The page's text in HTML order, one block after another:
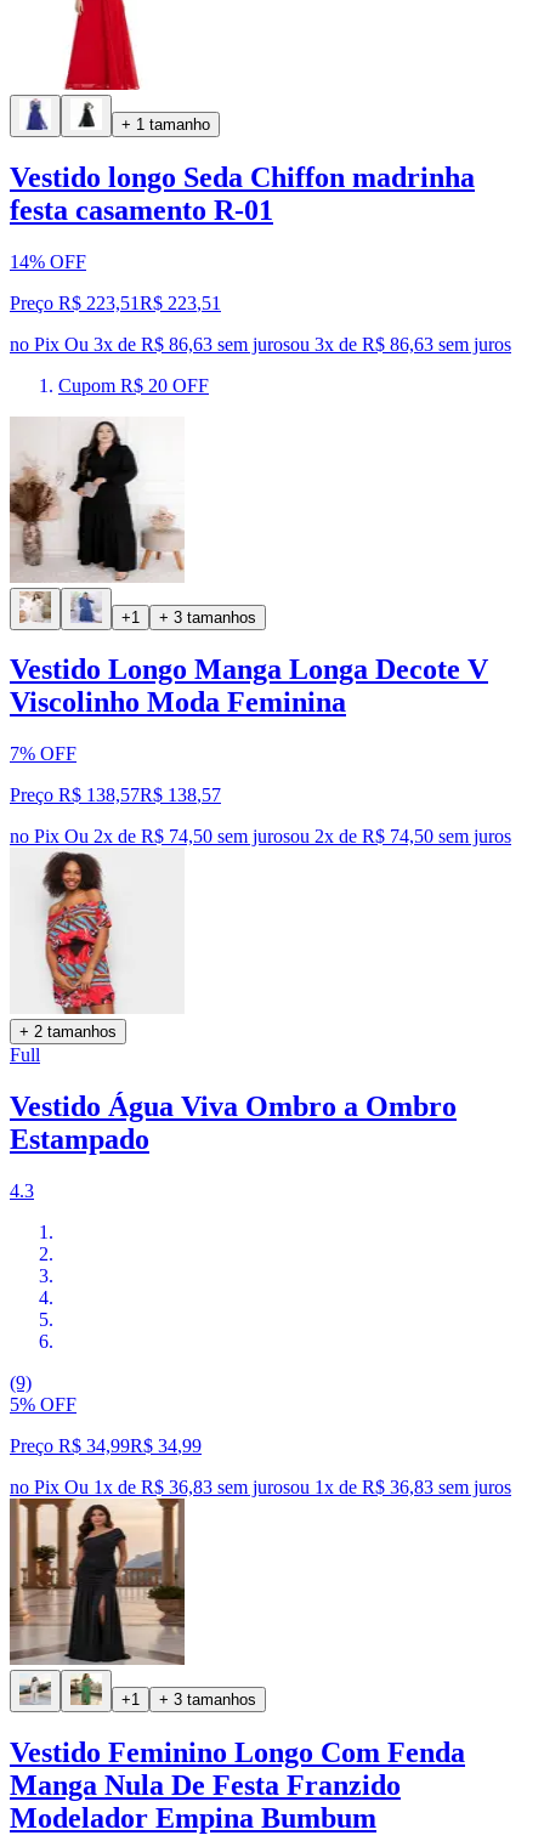
+ 1 tamanho
Vestido longo Seda Chiffon madrinha
festa casamento R-01
14% OFF
Preço R$ 223,51R$ 223,51
no Pix Ou 3x de R$ 86,63 sem jurosou 3x de R$ 86,63 sem juros
Cupom R$ 20 OFF
+1 + 3 tamanhos
Vestido Longo Manga Longa Decote V
Viscolinho Moda Feminina
7% OFF
Preço R$ 138,57R$ 138,57
no Pix Ou 2x de R$ 74,50 sem jurosou 2x de R$ 74,50 sem juros
+ 2 tamanhos
Full
Vestido Água Viva Ombro a Ombro
Estampado
4.3
(9)
5% OFF
Preço R$ 34,99R$ 34,99
no Pix Ou 1x de R$ 36,83 sem jurosou 1x de R$ 36,83 sem juros
+1 + 3 tamanhos
Vestido Feminino Longo Com Fenda
Manga Nula De Festa Franzido
Modelador Empina Bumbum